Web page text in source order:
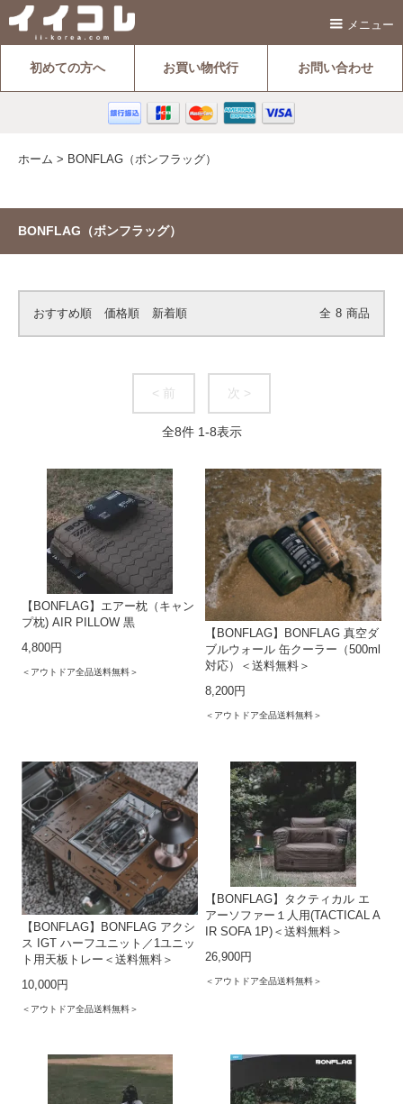
メニュー
初めての方へ お買い物代行 お問い合わせ
ホーム > BONFLAG（ボンフラッグ）
BONFLAG（ボンフラッグ）
おすすめ順 価格順 新着順 全 8 商品
< 前 次 >
全8件 1-8表示
【BONFLAG】エアー枕（キャン
プ枕) AIR PILLOW 黒
4,800円
＜アウトドア全品送料無料＞
【BONFLAG】BONFLAG 真空ダ
ブルウォール 缶クーラー（500ml
対応）＜送料無料＞
8,200円
＜アウトドア全品送料無料＞
【BONFLAG】BONFLAG アクシ
ス IGT ハーフユニット／1ユニッ
ト用天板トレー＜送料無料＞
10,000円
＜アウトドア全品送料無料＞
【BONFLAG】タクティカル エ
アーソファー１人用(TACTICAL A
IR SOFA 1P)＜送料無料＞
26,900円
＜アウトドア全品送料無料＞